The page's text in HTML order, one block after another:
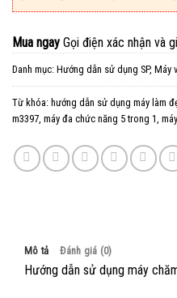
Mua ngay Gọi điện xác nhận và
Danh mục: Hướng dẫn sử dụng SP, Máy
Từ khóa: hướng dẫn sử dụng máy làm
m3397 máy đa chức năng 5 trong 1
Mô tả Đánh giá (0)
Hướng dẫn sử dụng máy